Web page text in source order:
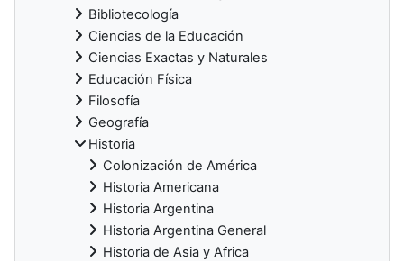
Bibliotecología
Ciencias de la Educación
Ciencias Exactas y Naturales
Educación Física
Filosofía
Geografía
Historia
Colonización de América
Historia Americana
Historia Argentina
Historia Argentina General
Historia de Asia y Africa